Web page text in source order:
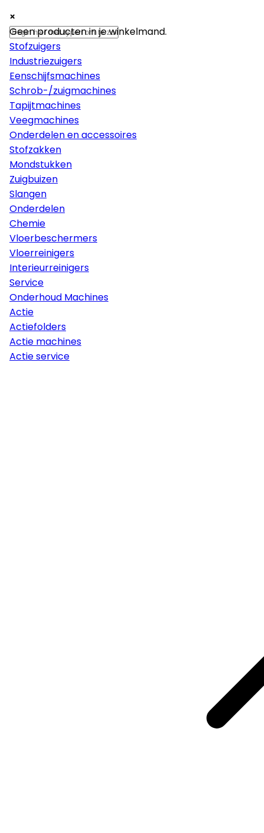
×
Machines
Stofzuigers
Industriezuigers
Eenschijfsmachines
Schrob-/zuigmachines
Tapijtmachines
Veegmachines
Onderdelen en accessoires
Stofzakken
Mondstukken
Zuigbuizen
Slangen
Onderdelen
Chemie
Vloerbeschermers
Vloerreinigers
Interieurreinigers
Service
Onderhoud Machines
Actie
Actiefolders
Actie machines
Actie service
×
×
Geen producten in je winkelmand.